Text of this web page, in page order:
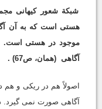
شبکة شعور کیهانی
هستی است که به آن
موجود در هستی است.
آگاهی (همان، ص67) .
اصولاً هم در ریکی و
آگاهی صورت نمی گیرد.